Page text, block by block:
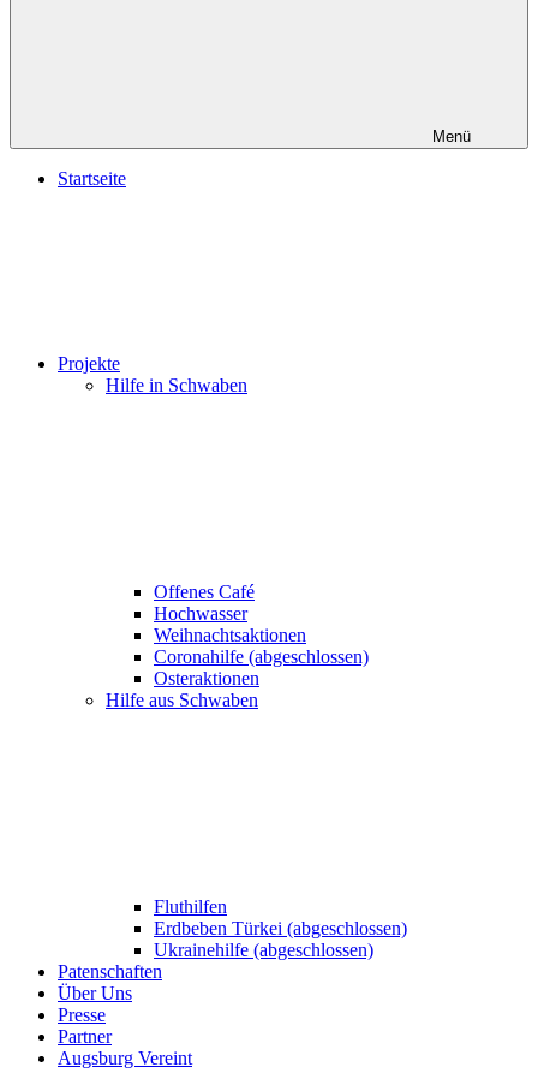
Menü
Startseite
Projekte
Hilfe in Schwaben
Offenes Café
Hochwasser
Weihnachtsaktionen
Coronahilfe (abgeschlossen)
Osteraktionen
Hilfe aus Schwaben
Fluthilfen
Erdbeben Türkei (abgeschlossen)
Ukrainehilfe (abgeschlossen)
Patenschaften
Über Uns
Presse
Partner
Augsburg Vereint